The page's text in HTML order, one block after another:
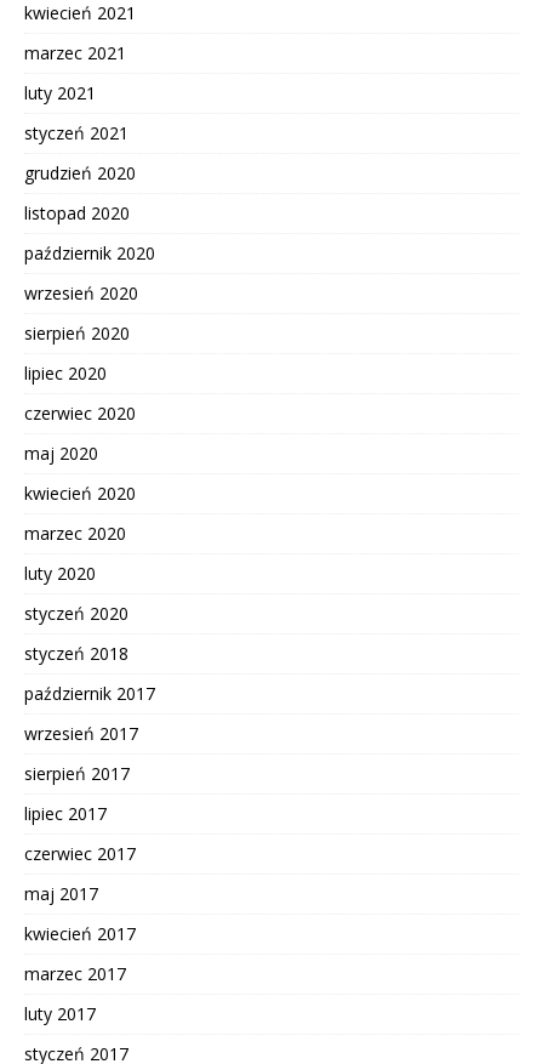
kwiecień 2021
marzec 2021
luty 2021
styczeń 2021
grudzień 2020
listopad 2020
październik 2020
wrzesień 2020
sierpień 2020
lipiec 2020
czerwiec 2020
maj 2020
kwiecień 2020
marzec 2020
luty 2020
styczeń 2020
styczeń 2018
październik 2017
wrzesień 2017
sierpień 2017
lipiec 2017
czerwiec 2017
maj 2017
kwiecień 2017
marzec 2017
luty 2017
styczeń 2017